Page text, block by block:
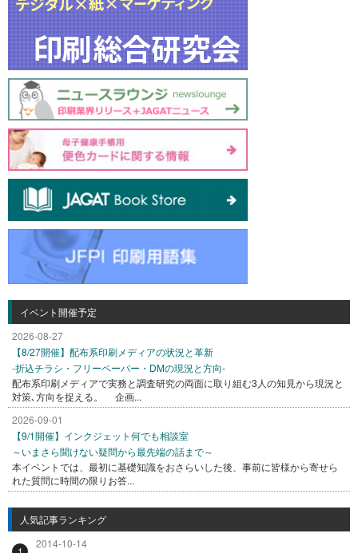
イベント開催予定
2026-08-27
【8/27開催】配布系印刷メディアの状況と革新
-折込チラシ・フリーペーパー・DMの現況と方向-
配布系印刷メディアで実務と調査研究の両面に取り組む3人の知見から現況と
対策､方向を捉える。 企画...
2026-09-01
【9/1開催】インクジェット何でも相談室
～いまさら聞けない疑問から最先端の話まで～
本イベントでは、最初に基礎知識をおさらいした後、事前に皆様から寄せら
れた質問に時間の限りお答...
人気記事ランキング
2014-10-14